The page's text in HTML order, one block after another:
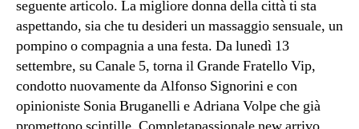
seguente articolo. La migliore donna della città ti sta
aspettando, sia che tu desideri un massaggio sensuale, un
pompino o compagnia a una festa. Da lunedì 13
settembre, su Canale 5, torna il Grande Fratello Vip,
condotto nuovamente da Alfonso Signorini e con
opinioniste Sonia Bruganelli e Adriana Volpe che già